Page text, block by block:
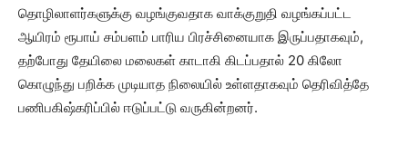
தொழிலாளர்களுக்கு வழங்குவதாக வாக்குறுதி வழங்கப்பட்ட
ஆயிரம் ரூபாய் சம்பளம் பாரிய பிரச்சினையாக இருப்பதாகவும்,
தற்போது தேயிலை மலைகள் காடாகி கிடப்பதால் 20 கிலோ
கொழுந்து பறிக்க முடியாத நிலையில் உள்ளதாகவும் தெரிவித்தே
பணிபகிஷ்கரிப்பில் ஈடுப்பட்டு வருகின்றனர்.